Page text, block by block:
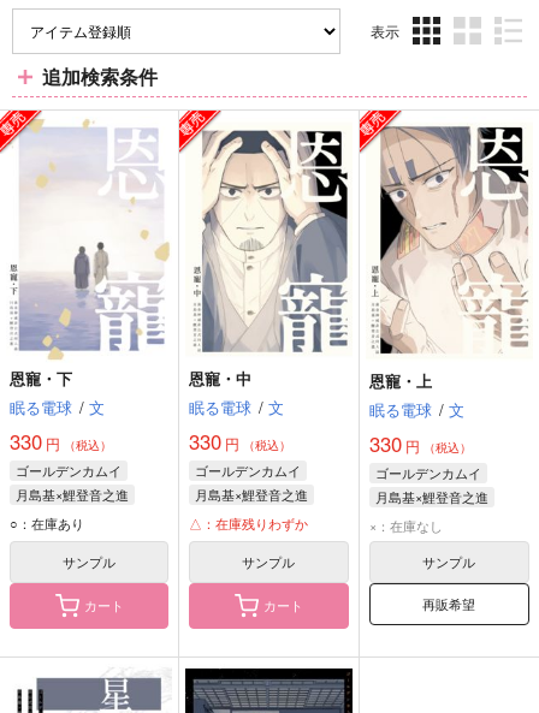
表示
ム
表
示
ム
表
示
ム
表
示
追加検索条件
恩寵・下
眠る電球 / 文
330 円 （税込）
ゴールデンカムイ
月島基×鯉登音之進
月島基
鯉登音之進
○：在庫あり
サンプル
カート
恩寵・中
眠る電球 / 文
330 円 （税込）
ゴールデンカムイ
月島基×鯉登音之進
月島基
鯉登音之進
△：在庫残りわずか
サンプル
カート
恩寵・上
眠る電球 / 文
330円 （税込）
ゴールデンカムイ
月島基×鯉登音之進
月島基
鯉登音之進
×：在庫なし
サンプル
再販希望